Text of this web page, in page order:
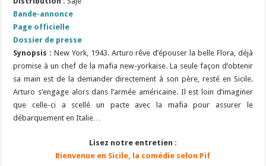
Bande-annonce
Page officielle
Dossier de presse
Synopsis : New York, 1943. Arturo rêve d’épouser la belle Flora, déjà
promise à un chef de la mafia new-yorkaise. La seule façon d’obtenir
sa main est de la demander directement à son père, resté en Sicile.
Arturo s’engage alors dans l’armée américaine. Il est loin d’imaginer
que celle-ci a scellé un pacte avec la mafia pour assurer le
débarquement en Italie…
Lisez notre entretien :
Bienvenue en Sicile, la comédie selon Pif